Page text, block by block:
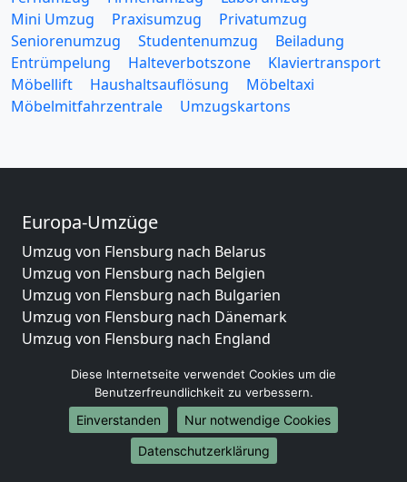
Mini Umzug
Praxisumzug
Privatumzug
Seniorenumzug
Studentenumzug
Beiladung
Entrümpelung
Halteverbotszone
Klaviertransport
Möbellift
Haushaltsauflösung
Möbeltaxi
Möbelmitfahrzentrale
Umzugskartons
Europa-Umzüge
Umzug von Flensburg nach Belarus
Umzug von Flensburg nach Belgien
Umzug von Flensburg nach Bulgarien
Umzug von Flensburg nach Dänemark
Umzug von Flensburg nach England
Umzug von Flensburg nach Bosnien
und Herzegowina
Umzug von Flensburg nach Irland
Umzug von Flensburg nach Lettland
Umzug von Flensburg nach Zypern
Diese Internetseite verwendet Cookies um die
Benutzerfreundlichkeit zu verbessern.
Einverstanden
Nur notwendige Cookies
Datenschutzerklärung